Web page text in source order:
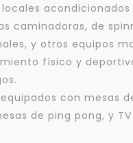
acondicionados
caminadoras, de
y otros equipos
físico y
con mesas
de ping pong, y